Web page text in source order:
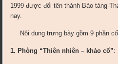
1999 được đổi tên thành Bảo tàng
nay.
Nội dung trưng bày gồm 9 phần
1. Phòng “Thiên nhiên – khảo cổ”: